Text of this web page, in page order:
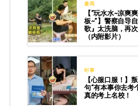
趣闻
【“玩水水~凉爽
板~”】警察自导
歌』太洗脑，再
（内附影片）
时事
【心服口服！】
句“有本事你去考
真的考上名校！